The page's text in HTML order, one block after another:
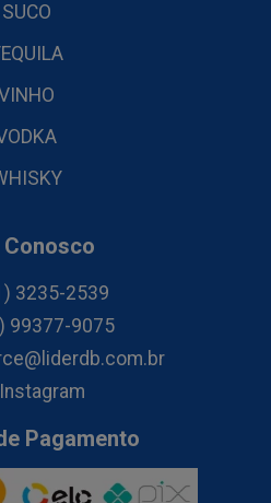
SUCO
Conosco
3235-2539
99377-9075
Instagram
Pagamento